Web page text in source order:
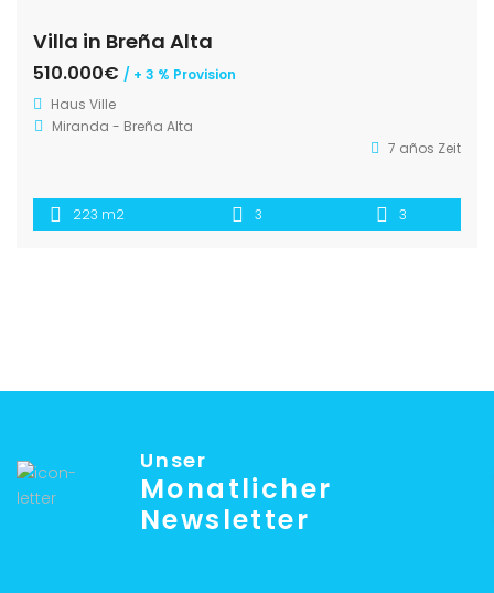
Villa in Breña Alta
510.000€ / + 3 % Provision
Haus Ville
Miranda - Breña Alta
7 años Zeit
223 m2 3 3
Unser
Monatlicher
Newsletter